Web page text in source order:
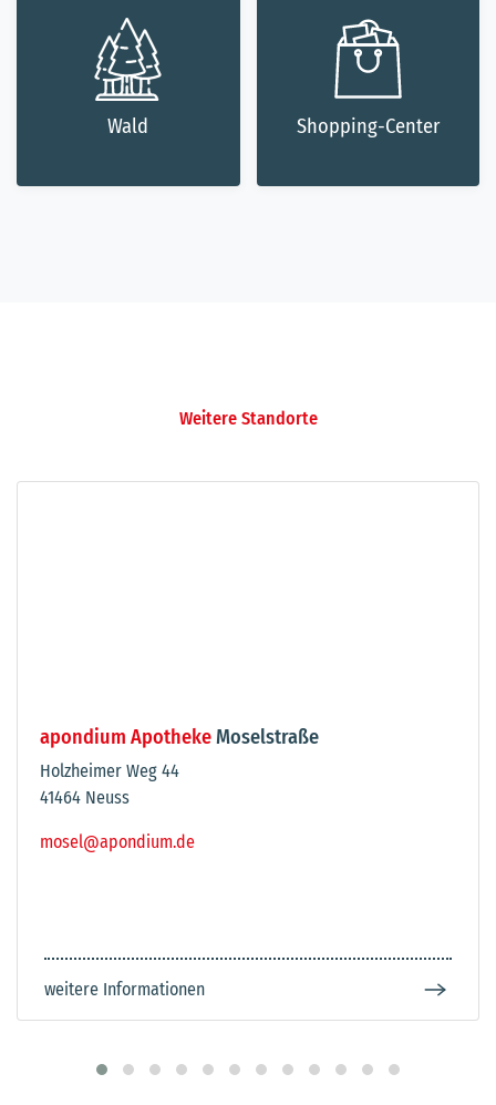
Wald Shopping-Center
Weitere Standorte
apondium ApothekeMoselstraße
Holzheimer Weg 44
41464 Neuss
mosel@apondium.de